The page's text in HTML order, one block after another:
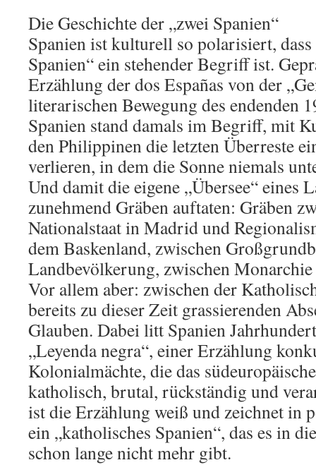
Die Geschichte der „zwei Spanien“
Spanien ist kulturell so polarisiert,
Spanien“ ein stehender Begriff ist.
Erzählung der dos Españas von der
literarischen Bewegung des endenden
Spanien stand damals im Begriff, mit
den Philippinen die letzten Überreste
verlieren, in dem die Sonne niemals
Und damit die eigene „Übersee“ eines
zunehmend Gräben auftaten: Gräben
Nationalstaat in Madrid und
dem Baskenland, zwischen
Landbevölkerung, zwischen
Vor allem aber: zwischen der
bereits zu dieser Zeit grassierenden
Glauben. Dabei litt Spanien
„Leyenda negra“, einer Erzählung
Kolonialmächte, die das
katholisch, brutal, rückständig und
ist die Erzählung weiß und zeichnet in
ein „katholisches Spanien“, das es in
schon lange nicht mehr gibt.